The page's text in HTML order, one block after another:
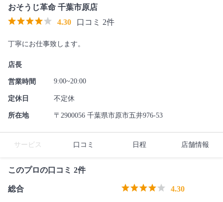
おそうじ革命 千葉市原店
4.30
口コミ 2件
丁寧にお仕事致します。
店長
営業時間 9:00~20:00
定休日 不定休
所在地 〒2900056 千葉県市原市五井976-53
サービス 口コミ 日程 店舗情報
このプロの口コミ 2件
総合 4.30